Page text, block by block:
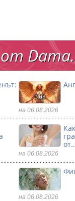
на 06.08.2026
на 06.08.2026
на 06.08.2026